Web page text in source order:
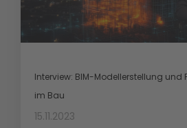
Interview: BIM-Modellerstellung
im Bau
15.11.2023